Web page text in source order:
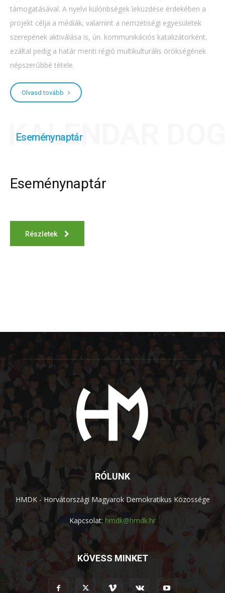
támogatásával. A nyelvi különbségek leküzdése érdekében a
projekt célja a médiák, valamint a nemzetiségi egyesületek
szerepének aktiválása is, ún. kommunikációs katalizátorként,
ezáltal pedig a határ menti régió multikulturális örökségének
népszerűbbé tétele.
Olvasd tovább
Eseménynaptár
KALENDAR
Eseménynaptár
Részletek
RÓLUNK
HMDK - Horvátországi Magyarok Demokratikus Közössége
Kapcsolat: hmdk@hmdk.hr
KÖVESS MINKET